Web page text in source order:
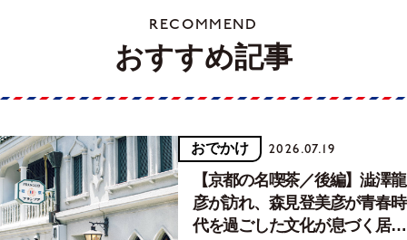
RECOMMEND
おすすめ記事
おでかけ 2026.07.19
【京都の名喫茶／後編】澁澤龍
彦が訪れ、森見登美彦が青春時
代を過ごした文化が息づく居場